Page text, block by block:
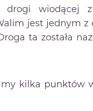
drogi wiodącej z
jest jednym z
ta została
kilka punktów